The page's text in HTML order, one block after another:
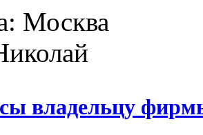
Москва
владельцу